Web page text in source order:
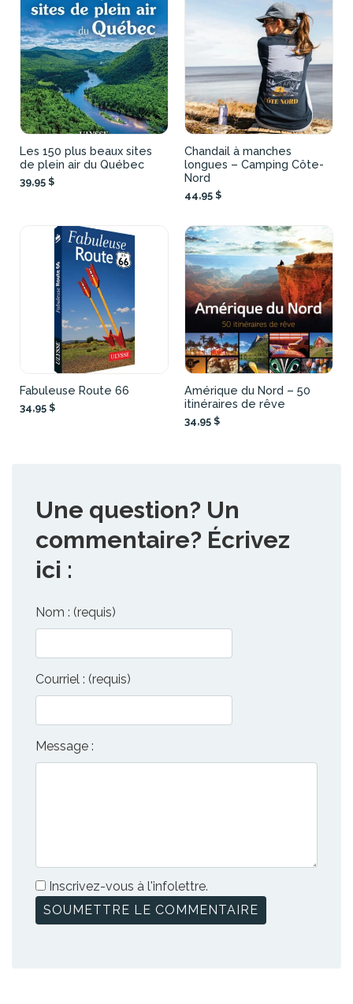
Les 150 plus beaux sites
de plein air du Québec
39,95 $
Chandail à manches
longues – Camping Côte-
Nord
44,95 $
Fabuleuse Route 66
34,95 $
Amérique du Nord – 50
itinéraires de rêve
34,95 $
Une question? Un
commentaire? Écrivez
ici :
Nom : (requis)
Courriel : (requis)
Message :
Inscrivez-vous à l'infolettre.